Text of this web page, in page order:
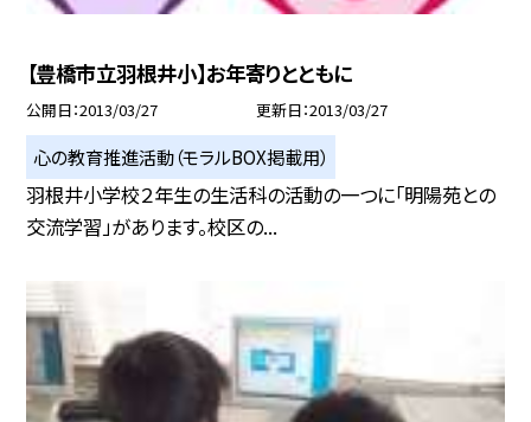
【豊橋市立羽根井小】お年寄りとともに
公開日 2013/03/27 更新日 2013/03/27
心の教育推進活動（モラルBOX掲載用）
羽根井小学校２年生の生活科の活動の一つに「明陽苑との
交流学習」があります。校区の...